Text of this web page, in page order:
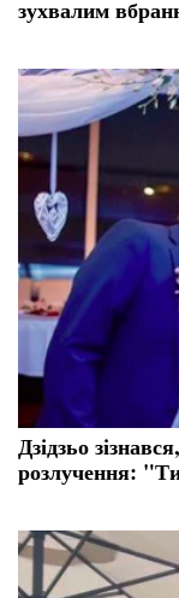
зухвалим
Дзідзьо
розлучення: